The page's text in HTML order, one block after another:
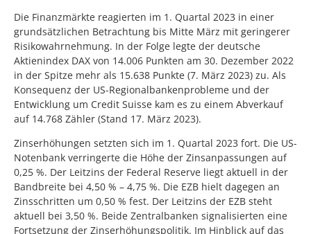
Die Finanzmärkte reagierten im 1. Quartal 2023 in einer
grundsätzlichen Betrachtung bis Mitte März mit geringerer
Risikowahrnehmung. In der Folge legte der deutsche
Aktienindex DAX von 14.006 Punkten am 30. Dezember 2022
in der Spitze mehr als 15.638 Punkte (7. März 2023) zu. Als
Konsequenz der US-Regionalbankenprobleme und der
Entwicklung um Credit Suisse kam es zu einem Abverkauf
auf 14.768 Zähler (Stand 17. März 2023).
Zinserhöhungen setzten sich im 1. Quartal 2023 fort. Die US-
Notenbank verringerte die Höhe der Zinsanpassungen auf
0,25 %. Der Leitzins der Federal Reserve liegt aktuell in der
Bandbreite bei 4,50 % – 4,75 %. Die EZB hielt dagegen an
Zinsschritten um 0,50 % fest. Der Leitzins der EZB steht
aktuell bei 3,50 %. Beide Zentralbanken signalisierten eine
Fortsetzung der Zinserhöhungspolitik. Im Hinblick auf das